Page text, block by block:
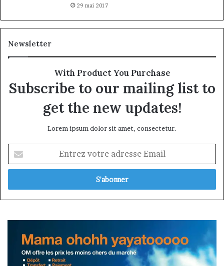
29 mai 2017
Newsletter
With Product You Purchase
Subscribe to our mailing list to
get the new updates!
Lorem ipsum dolor sit amet, consectetur.
votre
adresse